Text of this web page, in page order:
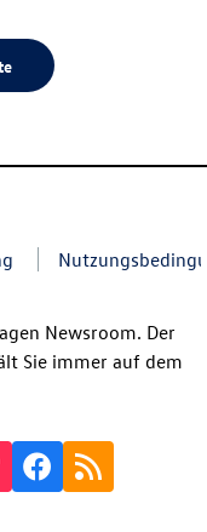
Newsroom. Der
Sie immer auf dem